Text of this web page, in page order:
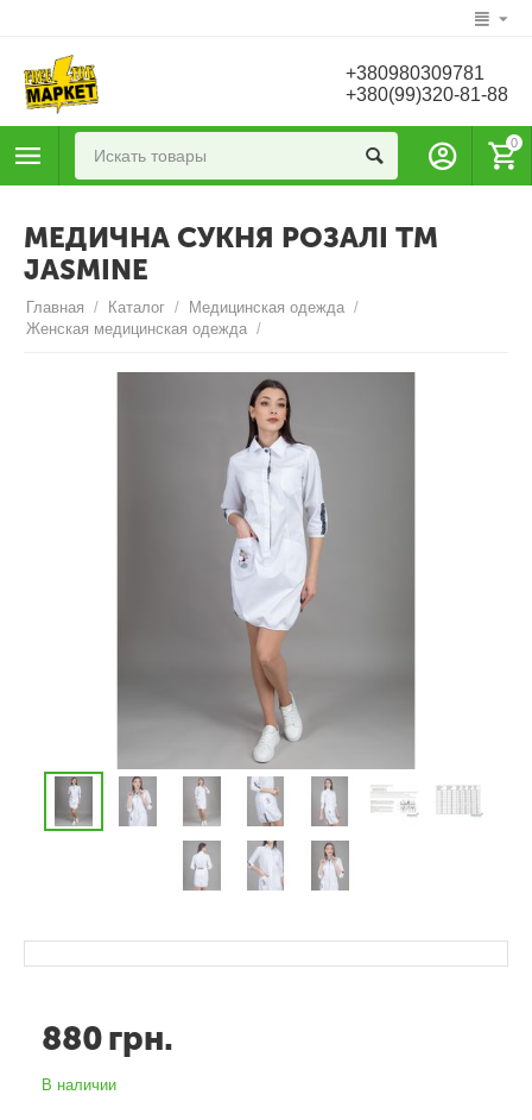
+380980309781
+380(99)320-81-88
0
МЕДИЧНА СУКНЯ РОЗАЛІ ТМ
JASMINE
Главная / Каталог / Медицинская одежда /
Женская медицинская одежда /
880грн.
В наличии